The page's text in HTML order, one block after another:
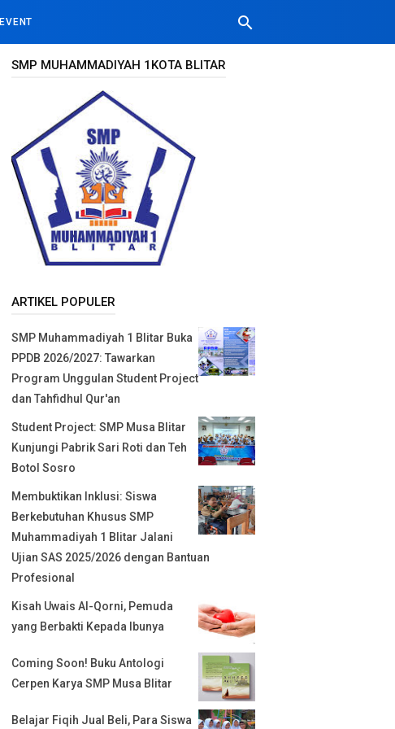
EVENT search
SMP MUHAMMADIYAH 1KOTA BLITAR
ARTIKEL POPULER
SMP Muhammadiyah 1 Blitar Buka
PPDB 2026/2027: Tawarkan
Program Unggulan Student Project
dan Tahfidhul Qur'an
Student Project: SMP Musa Blitar
Kunjungi Pabrik Sari Roti dan Teh
Botol Sosro
Membuktikan Inklusi: Siswa
Berkebutuhan Khusus SMP
Muhammadiyah 1 Blitar Jalani
Ujian SAS 2025/2026 dengan Bantuan
Profesional
Kisah Uwais Al-Qorni, Pemuda
yang Berbakti Kepada Ibunya
Coming Soon! Buku Antologi
Cerpen Karya SMP Musa Blitar
Belajar Fiqih Jual Beli, Para Siswa